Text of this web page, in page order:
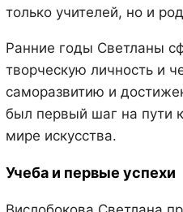
только учителей, но и
Ранние годы Светланы
творческую личность и
саморазвитию и
был первый шаг на пути
мире искусства.
Учеба и первые успехи